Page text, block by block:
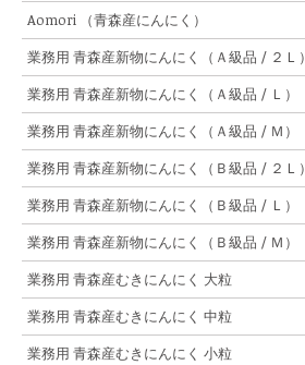
Aomori （青森産にんにく）
業務用 青森産新物にんにく（Ａ級品 / ２Ｌ）
業務用 青森産新物にんにく（Ａ級品 / Ｌ）
業務用 青森産新物にんにく（Ａ級品 / Ｍ）
業務用 青森産新物にんにく（Ｂ級品 / ２Ｌ）
業務用 青森産新物にんにく（Ｂ級品 / Ｌ）
業務用 青森産新物にんにく（Ｂ級品 / Ｍ）
業務用 青森産むきにんにく 大粒
業務用 青森産むきにんにく 中粒
業務用 青森産むきにんにく 小粒